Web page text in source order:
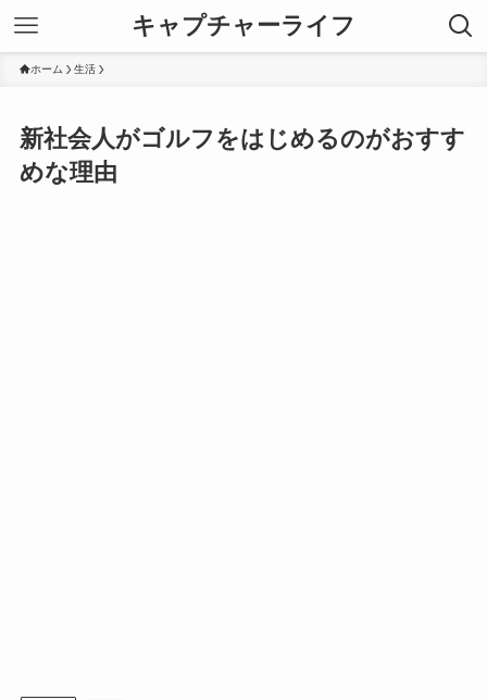
キャプチャーライフ
ホーム 生活
新社会人がゴルフをはじめるのがおすす
めな理由